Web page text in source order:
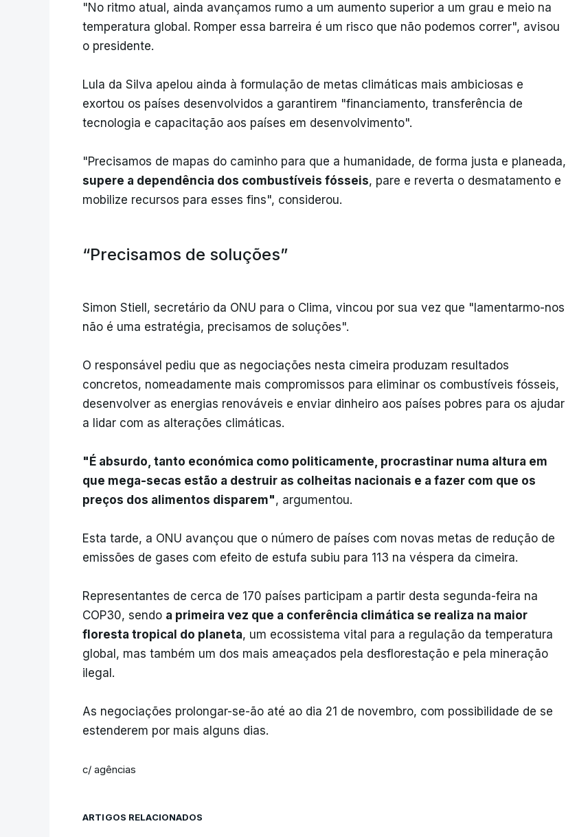
"No ritmo atual, ainda avançamos rumo a um aumento superior a um grau e meio na
temperatura global. Romper essa barreira é um risco que não podemos correr", avisou
o presidente.
Lula da Silva apelou ainda à formulação de metas climáticas mais ambiciosas e
exortou os países desenvolvidos a garantirem "financiamento, transferência de
tecnologia e capacitação aos países em desenvolvimento".
"Precisamos de mapas do caminho para que a humanidade, de forma justa e planeada,
supere a dependência dos combustíveis fósseis, pare e reverta o desmatamento e
mobilize recursos para esses fins", considerou.
“Precisamos de soluções”
Simon Stiell, secretário da ONU para o Clima, vincou por sua vez que "lamentarmo-nos
não é uma estratégia, precisamos de soluções".
O responsável pediu que as negociações nesta cimeira produzam resultados
concretos, nomeadamente mais compromissos para eliminar os combustíveis fósseis,
desenvolver as energias renováveis e enviar dinheiro aos países pobres para os ajudar
a lidar com as alterações climáticas.
"É absurdo, tanto económica como politicamente, procrastinar numa altura em
que mega-secas estão a destruir as colheitas nacionais e a fazer com que os
preços dos alimentos disparem", argumentou.
Esta tarde, a ONU avançou que o número de países com novas metas de redução de
emissões de gases com efeito de estufa subiu para 113 na véspera da cimeira.
Representantes de cerca de 170 países participam a partir desta segunda-feira na
COP30, sendo a primeira vez que a conferência climática se realiza na maior
floresta tropical do planeta, um ecossistema vital para a regulação da temperatura
global, mas também um dos mais ameaçados pela desflorestação e pela mineração
ilegal.
As negociações prolongar-se-ão até ao dia 21 de novembro, com possibilidade de se
estenderem por mais alguns dias.
c/ agências
ARTIGOS RELACIONADOS